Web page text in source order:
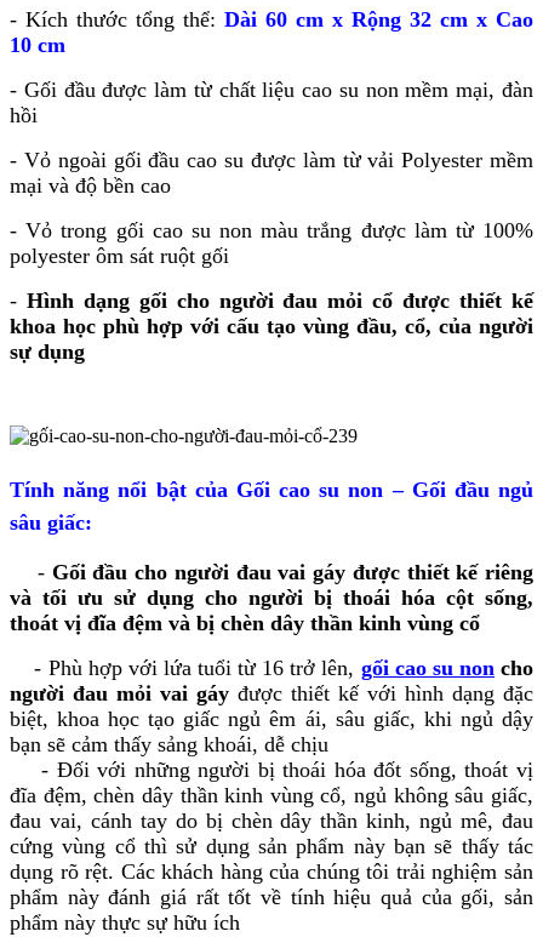
- Kích thước tổng thể: Dài 60 cm x Rộng 32 cm x Cao
10 cm
- Gối đầu được làm từ chất liệu cao su non mềm mại, đàn
hồi
- Vỏ ngoài gối đầu cao su được làm từ vải Polyester mềm
mại và độ bền cao
- Vỏ trong gối cao su non màu trắng được làm từ 100%
polyester ôm sát ruột gối
- Hình dạng gối cho người đau mỏi cổ được thiết kế
khoa học phù hợp với cấu tạo vùng đầu, cổ, của người
sự dụng
Tính năng nổi bật của Gối cao su non – Gối đầu ngủ
sâu giấc:
- Gối đầu cho người đau vai gáy được thiết kế riêng
và tối ưu sử dụng cho người bị thoái hóa cột sống,
thoát vị đĩa đệm và bị chèn dây thần kinh vùng cổ
- Phù hợp với lứa tuổi từ 16 trở lên, gối cao su noncho
người đau mỏi vai gáy được thiết kế với hình dạng đặc
biệt, khoa học tạo giấc ngủ êm ái, sâu giấc, khi ngủ dậy
bạn sẽ cảm thấy sảng khoái, dễ chịu
- Đối với những người bị thoái hóa đốt sống, thoát vị
đĩa đệm, chèn dây thần kinh vùng cổ, ngủ không sâu giấc,
đau vai, cánh tay do bị chèn dây thần kinh, ngủ mê, đau
cứng vùng cổ thì sử dụng sản phẩm này bạn sẽ thấy tác
dụng rõ rệt. Các khách hàng của chúng tôi trải nghiệm sản
phẩm này đánh giá rất tốt về tính hiệu quả của gối, sản
phẩm này thực sự hữu ích